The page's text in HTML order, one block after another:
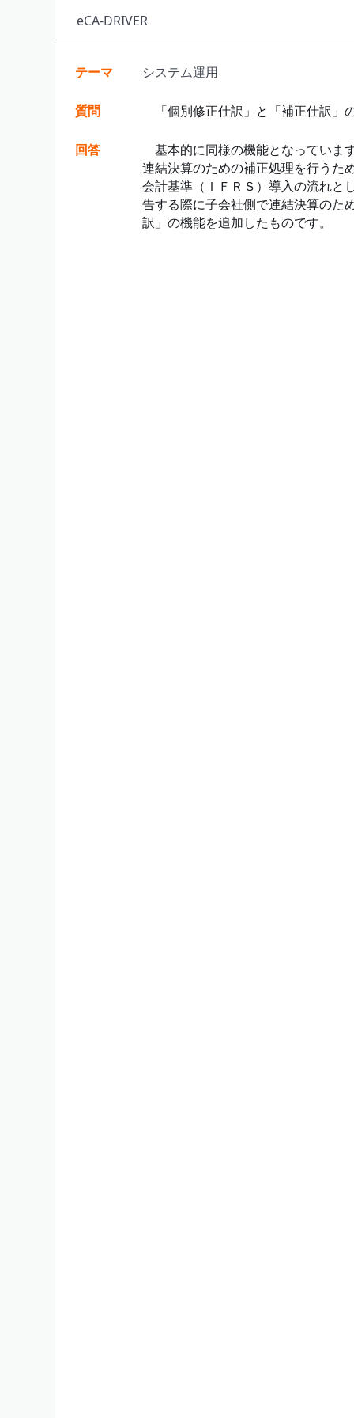
eCA-DRIVER
テーマ システム運用
質問 「個別修正仕訳」と「補正仕訳」
回答
基本的に同様の機能となっていま
連結決算のための補正処理を行うた
会計基準（ＩＦＲＳ）導入の流れと
告する際に子会社側で連結決算のた
訳」の機能を追加したものです。